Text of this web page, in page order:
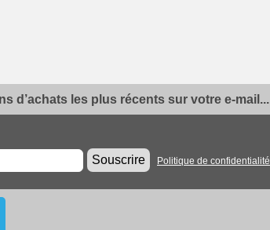
d’achats les plus récents sur votre e-mail...
Souscrire
Politique de confidentialité